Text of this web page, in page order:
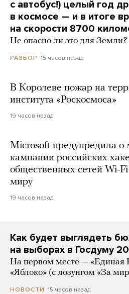
с автобус!) целый год
в космосе — и в итоге
на скорости 8700
Не опасно ли это для Земли?
РАЗБОР 15 часов назад
В Королеве пожар на
института «Роскосмоса»
19 часов назад
Microsoft предупредила о
кампании российских
общественных сетей Wi-
миру
19 часов назад
Как будет выглядеть
на выборах в Госдуму
На первом месте — «Единая
«Яблоко» (с лозунгом «За
НОВОСТИ 15 часов назад